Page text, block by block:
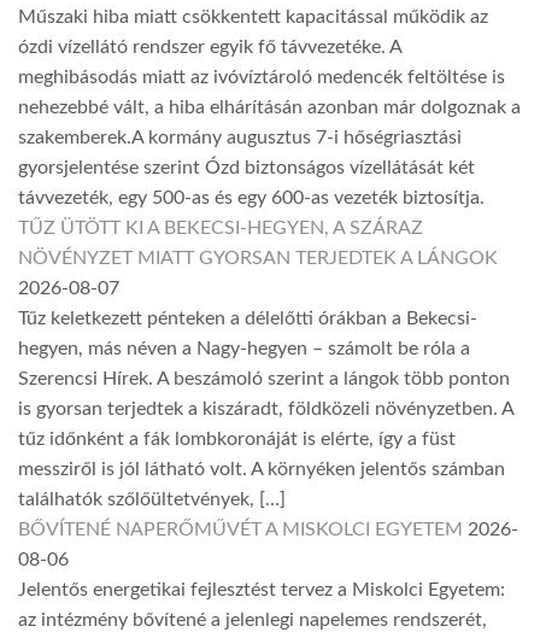
Műszaki hiba miatt csökkentett kapacitással működik az
ózdi vízellátó rendszer egyik fő távvezetéke. A
meghibásodás miatt az ivóvíztároló medencék feltöltése is
nehezebbé vált, a hiba elhárításán azonban már dolgoznak a
szakemberek.A kormány augusztus 7-i hőségriasztási
gyorsjelentése szerint Ózd biztonságos vízellátását két
távvezeték, egy 500-as és egy 600-as vezeték biztosítja.
TŰZ ÜTÖTT KI A BEKECSI-HEGYEN, A SZÁRAZ
NÖVÉNYZET MIATT GYORSAN TERJEDTEK A LÁNGOK
2026-08-07
Tűz keletkezett pénteken a délelőtti órákban a Bekecsi-
hegyen, más néven a Nagy-hegyen – számolt be róla a
Szerencsi Hírek. A beszámoló szerint a lángok több ponton
is gyorsan terjedtek a kiszáradt, földközeli növényzetben. A
tűz időnként a fák lombkoronáját is elérte, így a füst
messziről is jól látható volt. A környéken jelentős számban
találhatók szőlőültetvények, […]
BŐVÍTENÉ NAPERŐMŰVÉT A MISKOLCI EGYETEM 2026-
08-06
Jelentős energetikai fejlesztést tervez a Miskolci Egyetem:
az intézmény bővítené a jelenlegi napelemes rendszerét,